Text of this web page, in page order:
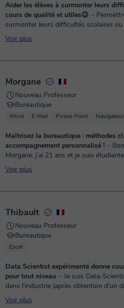
Aider les élèves à surmonter leurs
cours de qualité et utiles😉 ⏤ Permettre aux élèves de
surmonter leurs difficultés scolaires
leur transmettant des outils et
long de l...
Voir plus
Morgane
Nouveau Professeur
Bureautique
Word E-Mail Power Point
Maîtrisez la bureautique : méthodes
accompagnement personnalisé ! ⏤ Bonjour, Je m’appelle
Morgane, j’ai 21 ans et je suis
d’Économie à l’Université Paris 1
Après un Bac avec spé...
Voir plus
Thibault
Nouveau Professeur
Bureautique
Excel
Data Scientist expérimenté donne
pour tout niveau ⏤ Je suis Data-Scientist depuis 5 ans
dans l'industrie (après obtention d'un
Mathématiques Appliquées) J'utilise
de man...
Voir plus